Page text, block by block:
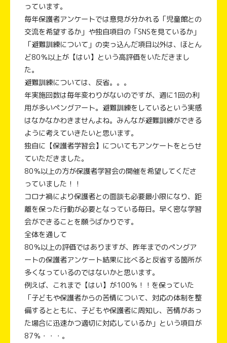
っています。
毎年保護者アンケートでは意見が分かれる「児童館との
交流を希望するか」や独自項目の「SNSを見ているか」
「避難訓練について」の突っ込んだ項目以外は、ほとん
ど80％以上が【はい】という高評価をいただきまし
た。
避難訓練については、反省。。。
年実施回数は毎年変わりがないのですが、週に1回の利
用が多いペングアート。避難訓練をしているという実感
はなかなかわきませんよね。みんなが避難訓練ができる
ように考えていきたいと思います。
独自に【保護者学習会】についてもアンケートをとらせ
ていただきました。
80％以上の方が保護者学習会の開催を希望してくださ
っていました！！
コロナ禍により保護者との面談も必要最小限になり、距
離を保った行動が必要となっている毎日。早く密な学習
会ができることを願うばかりです。
全体を通して
80％以上の評価ではありますが、昨年までのペングア
ートの保護者アンケート結果に比べると反省する箇所が
多くなっているのではないかと思います。
例えば、これまで【はい】が100％！！を保っていた
「子どもや保護者からの苦情について、対応の体制を整
備するとともに、子どもや保護者に周知し、苦情があっ
た場合に迅速かつ適切に対応しているか」という項目が
87％・・・。